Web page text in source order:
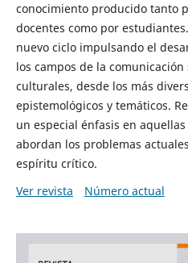
conocimiento producido tanto
docentes como por
nuevo ciclo impulsando el
los campos de la
culturales, desde los más
epistemológicos y temáticos.
un especial énfasis en
abordan los problemas
espíritu crítico.
Ver revista
Número actual